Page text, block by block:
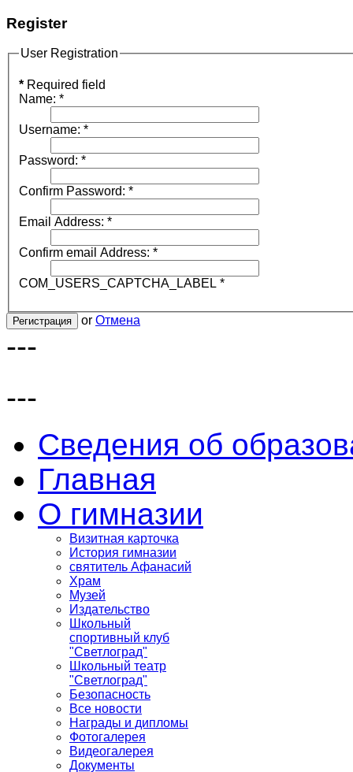
Register
User Registration
* Required field
Name: *
Username: *
Password: *
Confirm Password: *
Email Address: *
Confirm email Address: *
COM_USERS_CAPTCHA_LABEL *
Регистрация or Отмена
---
---
Сведения об
Главная
О гимназии
Визитная карточка
История гимназии
святитель Афанасий
Храм
Музей
Издательство
Школьный
спортивный клуб
"Светлоград"
Школьный театр
"Светлоград"
Безопасность
Все новости
Награды и дипломы
Фотогалерея
Видеогалерея
Документы